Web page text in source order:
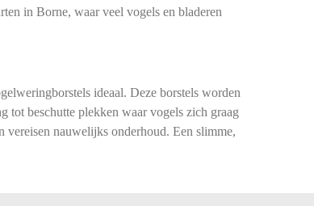
in Borne, waar veel vogels en bladeren
ideaal. Deze borstels worden
tot beschutte plekken waar vogels zich graag
vereisen nauwelijks onderhoud. Een slimme,